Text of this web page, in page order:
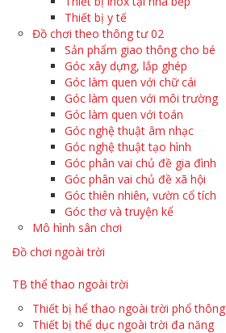
Thiết bị y tế
Đồ chơi theo thông tư 02
Sản phẩm giao thông cho bé
Góc xây dựng, lắp ghép
Góc làm quen với chữ cái
Góc làm quen với môi trường
Góc làm quen với toán
Góc nghệ thuật âm nhạc
Góc nghệ thuật tạo hình
Góc phân vai chủ đề gia đình
Góc phân vai chủ đề xã hội
Góc thiên nhiên, vườn cổ tích
Góc thơ và truyện kể
Mô hình sân chơi
Đồ chơi ngoài trời
TB thể thao ngoài trời
Thiết bị hể thao ngoài trời phổ thông
Thiết bị thể dục ngoài trời đa năng